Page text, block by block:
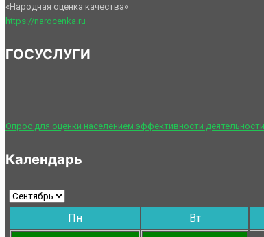
«Народная оценка качества»
https://narocenka.ru
ГОСУСЛУГИ
Опрос для оценки населением эффективности
Календарь
Пн Вт